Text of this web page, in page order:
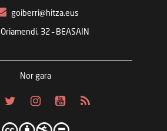
goiberri@hitza.eus
Oriamendi, 32 – BEASAIN
Nor gara